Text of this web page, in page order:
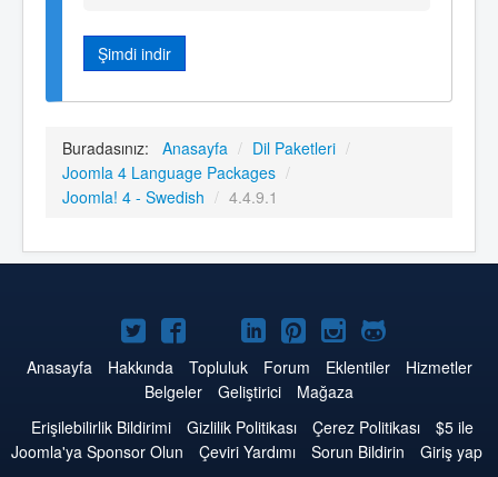
Şimdi indir
Buradasınız: Anasayfa / Dil Paketleri /
Joomla 4 Language Packages /
Joomla! 4 - Swedish / 4.4.9.1
Twitter'da
Joomla
Facebook'da
Joomla
YouTube'da
Joomla
LinkedIn'de
Joomla
Pinterest'de
Joomla
Instagram'da
Joomla
GitHub'da
Joomla
Anasayfa Hakkında Topluluk Forum Eklentiler
Hizmetler
Belgeler
Geliştirici
Mağaza
Erişilebilirlik Bildirimi
Gizlilik Politikası Çerez Politikası
$5 ile
Joomla'ya Sponsor Olun
Çeviri Yardımı Sorun Bildirin
Giriş yap